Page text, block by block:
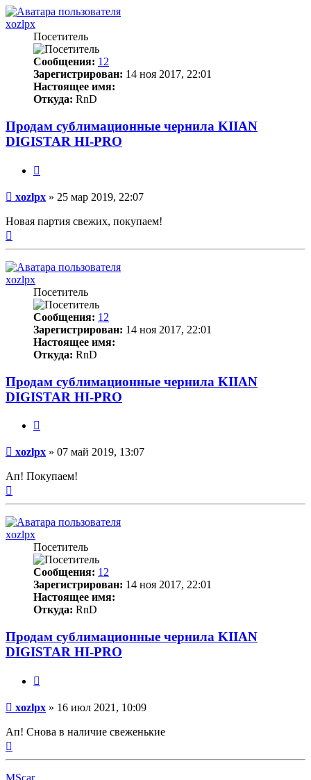
xozlpx
Посетитель
Сообщения: 12
Зарегистрирован: 14 ноя 2017, 22:01
Настоящее имя:
Откуда: RnD
Продам сублимационные чернила KIIAN
DIGISTAR HI-PRO
Непрочитанное
сообщение
xozlpx » 25 мар 2019, 22:07
Новая партия свежих, покупаем!
xozlpx
Посетитель
Сообщения: 12
Зарегистрирован: 14 ноя 2017, 22:01
Настоящее имя:
Откуда: RnD
Продам сублимационные чернила KIIAN
DIGISTAR HI-PRO
Непрочитанное
сообщение
xozlpx » 07 май 2019, 13:07
Ап! Покупаем!
xozlpx
Посетитель
Сообщения: 12
Зарегистрирован: 14 ноя 2017, 22:01
Настоящее имя:
Откуда: RnD
Продам сублимационные чернила KIIAN
DIGISTAR HI-PRO
Непрочитанное
сообщение
xozlpx » 16 июл 2021, 10:09
Ап! Снова в наличие свеженькие
MScar